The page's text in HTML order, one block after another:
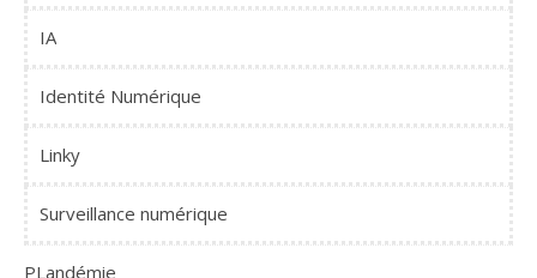
IA
Identité Numérique
Linky
Surveillance numérique
PLandémie